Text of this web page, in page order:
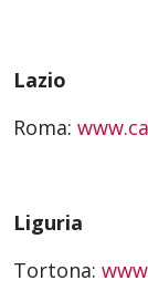
Lazio
Roma:
Liguria
Tortona: